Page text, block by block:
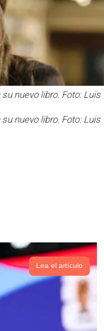
nuevo libro. Foto: Luis
nuevo libro. Foto: Luis
Lea el artículo